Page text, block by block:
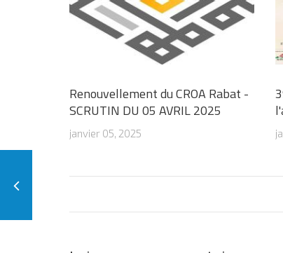
Renouvellement du CROA Rabat -
SCRUTIN DU 05 AVRIL 2025
janvier 05, 2025